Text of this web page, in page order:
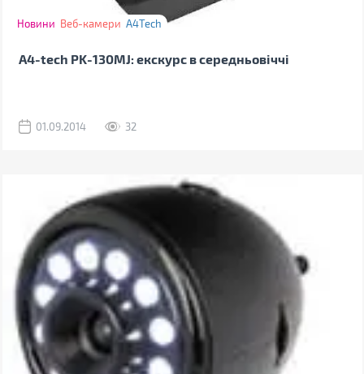
Новини Веб-камери A4Tech
A4-tech PK-130MJ: екскурс в середньовіччі
01.09.2014 32